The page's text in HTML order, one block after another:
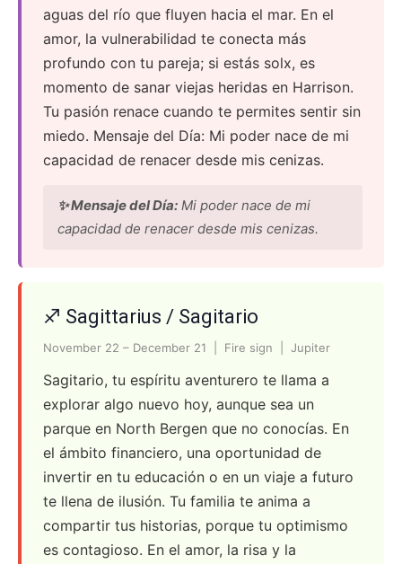
aguas del río que fluyen hacia el mar. En el
amor, la vulnerabilidad te conecta más
profundo con tu pareja; si estás solx, es
momento de sanar viejas heridas en Harrison.
Tu pasión renace cuando te permites sentir sin
miedo. Mensaje del Día: Mi poder nace de mi
capacidad de renacer desde mis cenizas.
✨ Mensaje del Día: Mi poder nace de mi
capacidad de renacer desde mis cenizas.
♐ Sagittarius / Sagitario
November 22 – December 21 | Fire sign | Jupiter
Sagitario, tu espíritu aventurero te llama a
explorar algo nuevo hoy, aunque sea un
parque en North Bergen que no conocías. En
el ámbito financiero, una oportunidad de
invertir en tu educación o en un viaje a futuro
te llena de ilusión. Tu familia te anima a
compartir tus historias, porque tu optimismo
es contagioso. En el amor, la risa y la